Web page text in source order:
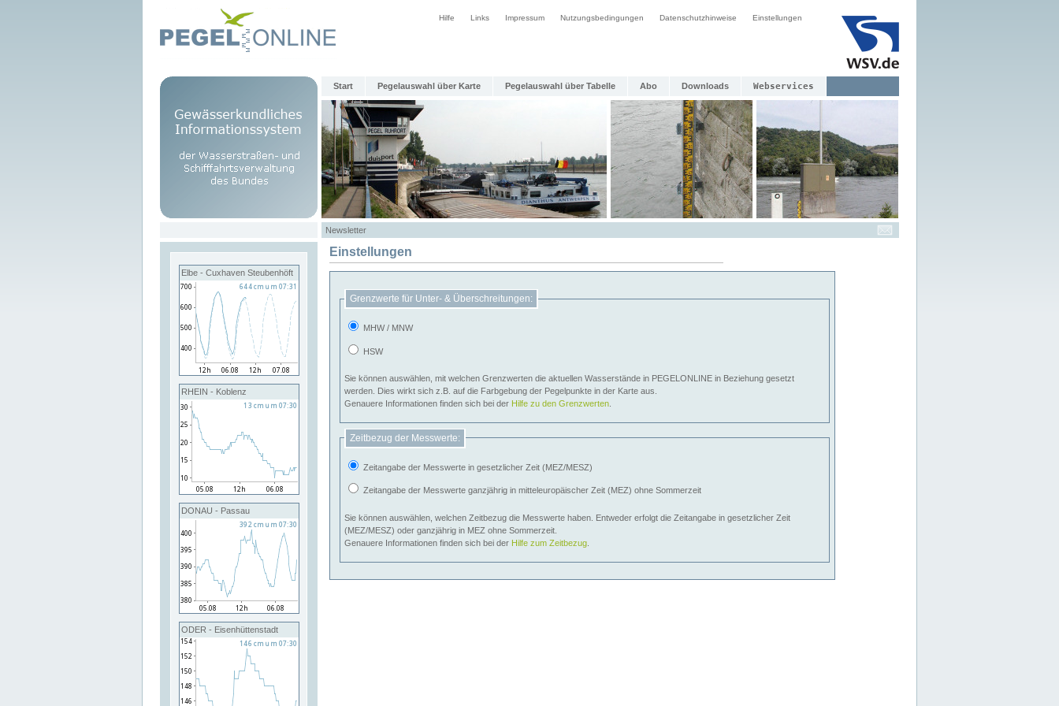
Hilfe Links Impressum Nutzungsbedingungen Datenschutzhinweise Einstellungen
Start Pegelauswahl über Karte Pegelauswahl über Tabelle Abo Downloads Webservices
Newsletter
Elbe - Cuxhaven Steubenhöft
RHEIN - Koblenz
DONAU - Passau
ODER - Eisenhüttenstadt
Einstellungen
Grenzwerte für Unter- & Überschreitungen:
MHW / MNW
HSW
Sie können auswählen, mit welchen Grenzwerten die aktuellen Wasserstände in PEGELONLINE in Beziehung gesetzt
werden. Dies wirkt sich z.B. auf die Farbgebung der Pegelpunkte in der Karte aus.
Genauere Informationen finden sich bei der Hilfe zu den Grenzwerten
Zeitbezug der Messwerte:
Zeitangabe der Messwerte in gesetzlicher Zeit (MEZ/MESZ)
Zeitangabe der Messwerte ganzjährig in mitteleuropäischer Zeit (MEZ) ohne Sommerzeit
Sie können auswählen, welchen Zeitbezug die Messwerte haben. Entweder erfolgt die Zeitangabe in gesetzlicher Zeit
(MEZ/MESZ) oder ganzjährig in MEZ ohne Sommerzeit.
Genauere Informationen finden sich bei der Hilfe zum Zeitbezug